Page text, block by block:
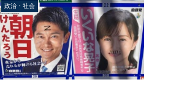
政治・社会